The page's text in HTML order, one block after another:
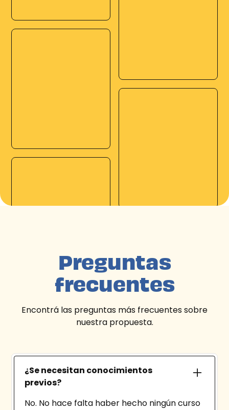
Preguntas
frecuentes
Encontrá las preguntas más frecuentes sobre
nuestra propuesta.
¿Se necesitan conocimientos
previos?
No. No hace falta haber hecho ningún curso